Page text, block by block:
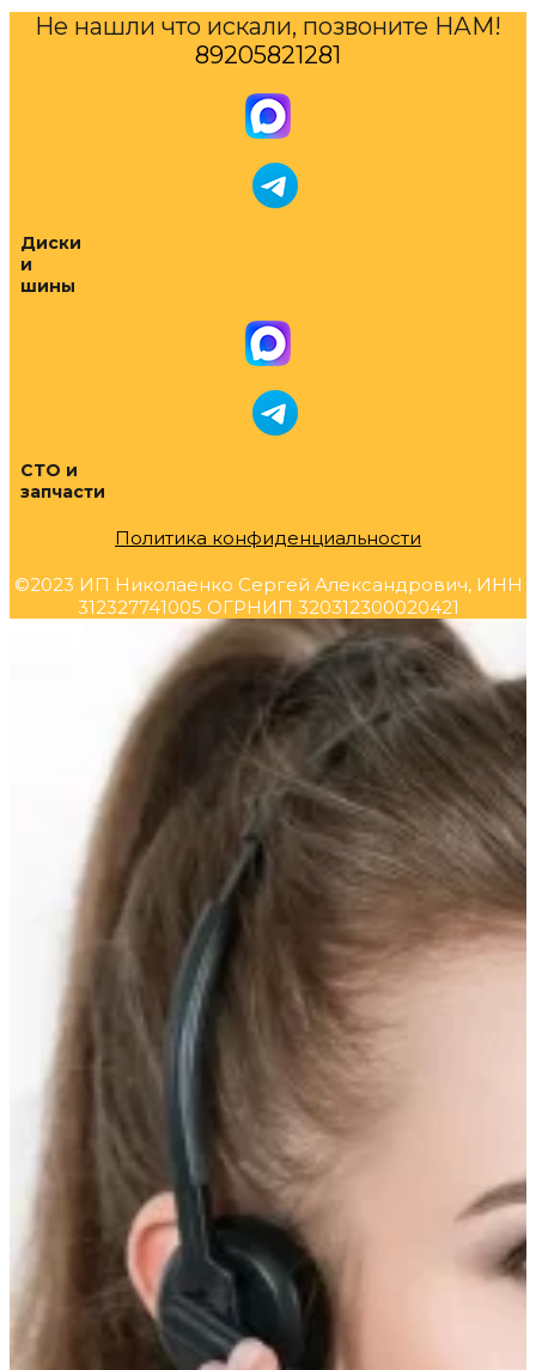
Не нашли что искали, позвоните НАМ!
89205821281
Диски
и
шины
СТО и
запчасти
Политика конфиденциальности
©2023 ИП Николаенко Сергей Александрович, ИНН
312327741005 ОГРНИП 320312300020421